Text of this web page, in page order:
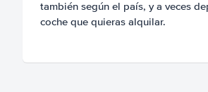
también según el país, y a veces
coche que quieras alquilar.